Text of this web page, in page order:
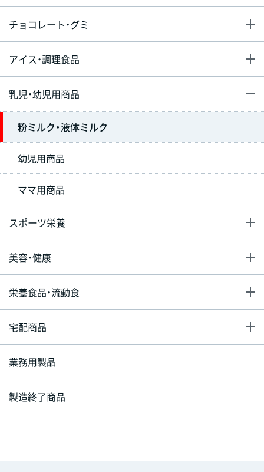
チョコレート・グミ
アイス・調理食品
乳児・幼児用商品
粉ミルク・液体ミルク
幼児用商品
ママ用商品
スポーツ栄養
美容・健康
栄養食品・流動食
宅配商品
業務用製品
製造終了商品